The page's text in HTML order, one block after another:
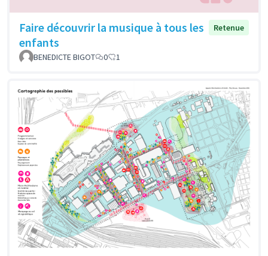
Faire découvrir la musique à tous les
enfants
Retenue
BENEDICTE BIGOT 0 1